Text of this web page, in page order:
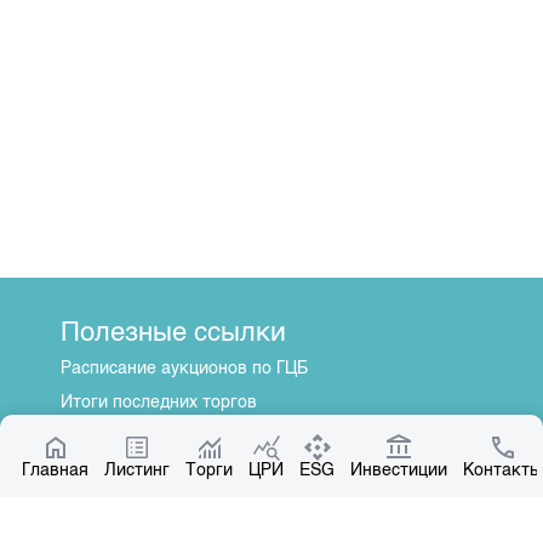
Главная Листинг Торги ЦРИ ESG Инвестиции Контакты
Полезные ссылки
Расписание аукционов по ГЦБ
Итоги последних торгов
Котировки по ЦБ
Центр раскрытия информации